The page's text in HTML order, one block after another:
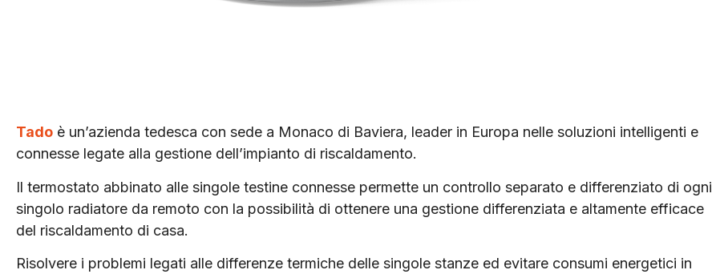
Tado è un’azienda tedesca con sede a Monaco di Baviera, leader in Europa nelle soluzioni intelligenti e
connesse legate alla gestione dell’impianto di riscaldamento.
Il termostato abbinato alle singole testine connesse permette un controllo separato e differenziato di ogni
singolo radiatore da remoto con la possibilità di ottenere una gestione differenziata e altamente efficace
del riscaldamento di casa.
Risolvere i problemi legati alle differenze termiche delle singole stanze ed evitare consumi energetici in